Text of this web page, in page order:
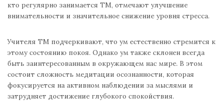
кто регулярно занимается ТМ, отмечают улучшение
внимательности и значительное снижение уровня стресса.
Учителя ТМ подчеркивают, что ум естественно стремится к
этому состоянию покоя. Однако ум также склонен всегда
быть заинтересованным в окружающем нас мире. В этом
состоит сложность медитации осознанности, которая
фокусируется на активном наблюдении за мыслями и
затрудняет достижение глубокого спокойствия.